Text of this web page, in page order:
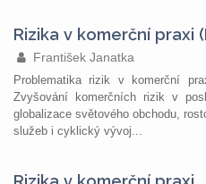
Rizika v komerční praxi
František Janatka
Problematika rizik v komerční
Zvyšování komerčních rizik v
globalizace světového obchodu,
služeb i cyklický vývoj...